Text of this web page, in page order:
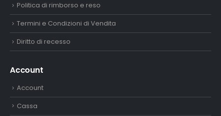
Politica di rimborso e reso
Termini e Condizioni di Vendita
Diritto di recesso
Account
Account
Cassa